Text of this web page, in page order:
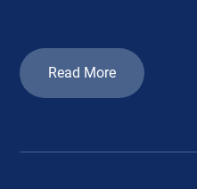
Read More